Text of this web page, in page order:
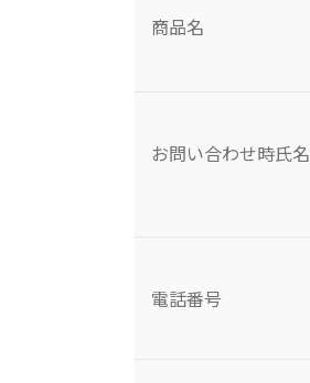
商品名
お問い合わせ時氏名
電話番号